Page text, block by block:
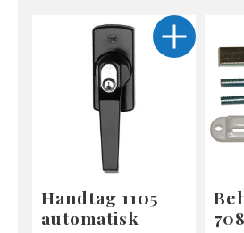
Handtag 1105
automatisk